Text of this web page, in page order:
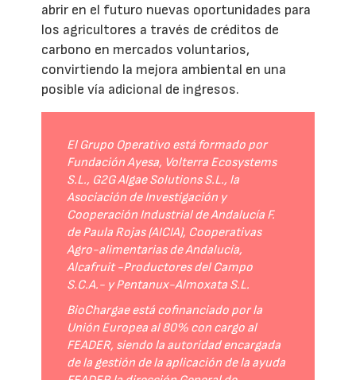
abrir en el futuro nuevas oportunidades para
los agricultores a través de créditos de
carbono en mercados voluntarios,
convirtiendo la mejora ambiental en una
posible vía adicional de ingresos.
El Grupo Operativo está formado por
Fundación Ayesa, Volterra Ecosystems
S.L., G2G Algae Solutions S.L., la
Asociación de Investigación y
Cooperación Industrial de Andalucía F.
de Paula Rojas (AICIA), Cooperativas
Agro-alimentarias de Andalucía,
Alcafruit -Productores del Campo
S.C.A.- y Pentanux-Almoxata S.L.
BioChargae está cofinanciado por la
Unión Europea al 80% con cargo al
FEADER, siendo la autoridad encargada
de la gestión de la aplicación de la ayuda